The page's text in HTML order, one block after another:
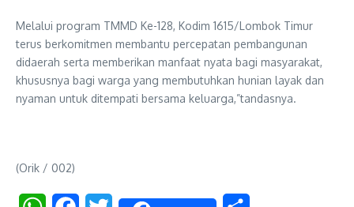
Melalui program TMMD Ke-128, Kodim 1615/Lombok Timur
terus berkomitmen membantu percepatan pembangunan
didaerah serta memberikan manfaat nyata bagi masyarakat,
khususnya bagi warga yang membutuhkan hunian layak dan
nyaman untuk ditempati bersama keluarga,”tandasnya.
(Orik / 002)